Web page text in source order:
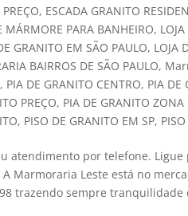
, ESCADA GRANITO
MÁRMORE PARA BANHEIRO,
GRANITO EM SÃO PAULO, LOJA
BAIRROS DE SÃO PAULO,
, PIA DE GRANITO CENTRO, PIA DE
PREÇO, PIA DE GRANITO ZONA
, PISO DE GRANITO EM SP,
atendimento por telefone. Ligue
A Marmoraria Leste está no
trazendo sempre tranquilidade